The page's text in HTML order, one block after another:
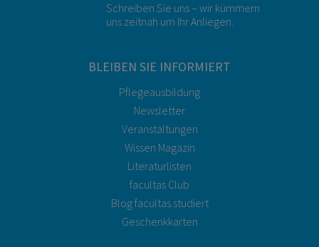
Schreiben Sie uns – wir kümmern
uns zeitnah um Ihr Anliegen.
BLEIBEN SIE INFORMIERT
Pflegeausbildung
Newsletter
Veranstaltungen
Wissen Magazin
Literaturlisten
facultas Club
Blog facultas.studiert
Geschenkkarten